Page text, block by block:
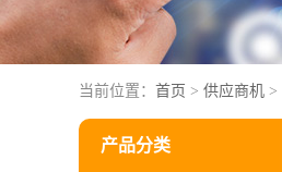
当前位置： 首页 > 供应商机 >
产品分类